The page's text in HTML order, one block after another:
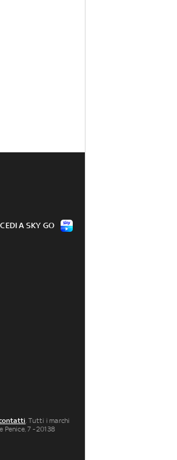
A SKY GO
. Tutti i marchi
7 - 20138